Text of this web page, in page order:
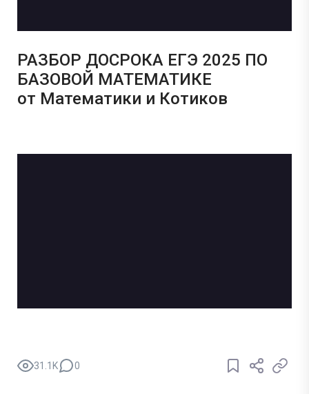
РАЗБОР ДОСРОКА ЕГЭ 2025 ПО
БАЗОВОЙ МАТЕМАТИКЕ
от Математики и Котиков
31.1K 0